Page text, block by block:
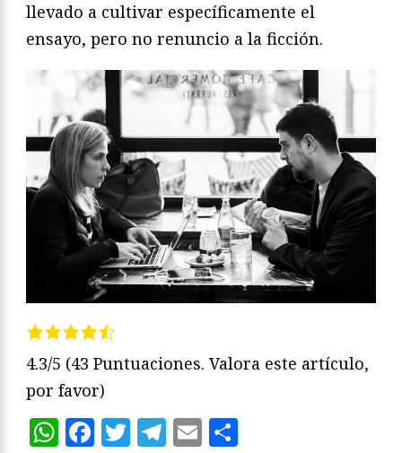
llevado a cultivar específicamente el
ensayo, pero no renuncio a la ficción.
4.3/5 (43 Puntuaciones. Valora este artículo,
por favor)
WhatsApp
Facebook
Twitter
Telegram
Email